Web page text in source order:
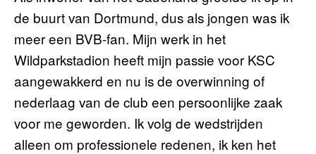
de buurt van Dortmund, dus als jongen was ik
meer een BVB-fan. Mijn werk in het
Wildparkstadion heeft mijn passie voor KSC
aangewakkerd en nu is de overwinning of
nederlaag van de club een persoonlijke zaak
voor me geworden. Ik volg de wedstrijden
alleen om professionele redenen, ik ken het